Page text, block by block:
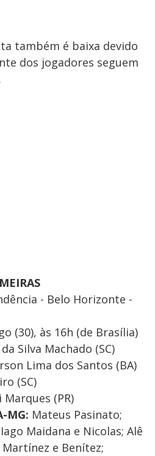
também é baixa devido
dos jogadores seguem
- Belo Horizonte -
(30), às 16h (de Brasília)
Silva Machado (SC)
Lima dos Santos (BA)
(SC)
(PR)
MG: Mateus Pasinato;
Maidana e Nicolas; Alê
e Benítez;